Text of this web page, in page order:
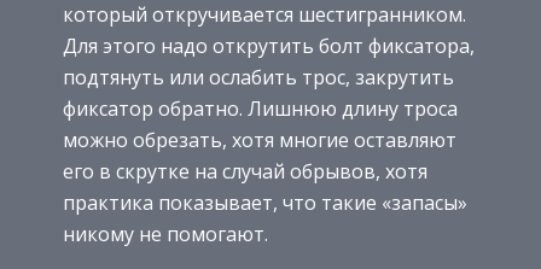
который откручивается шестигранником.
Для этого надо открутить болт фиксатора,
подтянуть или ослабить трос, закрутить
фиксатор обратно. Лишнюю длину троса
можно обрезать, хотя многие оставляют
его в скрутке на случай обрывов, хотя
практика показывает, что такие «запасы»
никому не помогают.